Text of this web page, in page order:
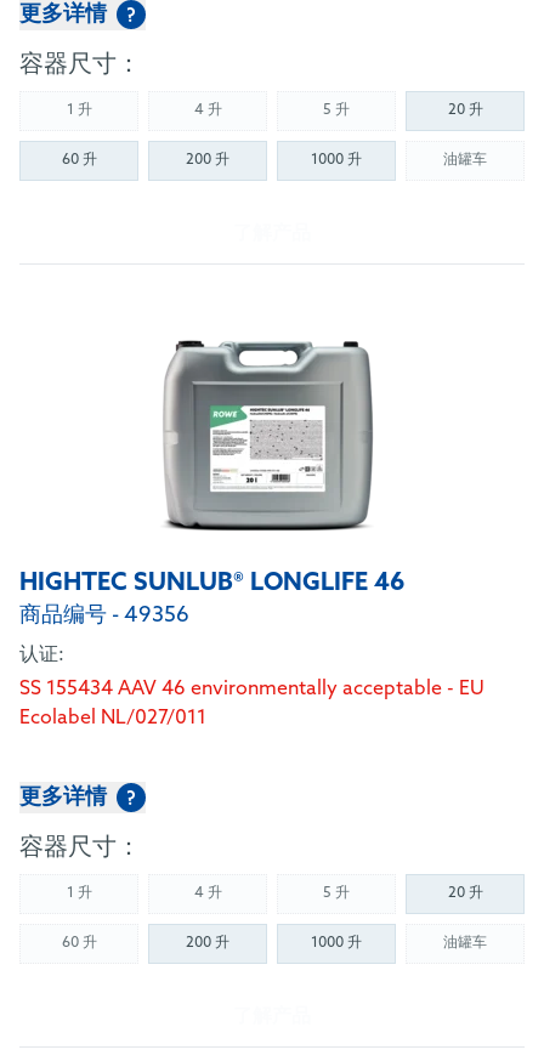
Registered
更多详情 ?
容器尺寸：
1 升(Not available) 4 升(Not available) 5 升(Not available) 20 升
60 升 200 升 1000 升 油罐车
(Not
HIGHTEC SUNLUB® LONGLIFE 46
商品编号 - 49356
认证:
SS 155434 AAV 46 environmentally acceptable - EU
Ecolabel NL/027/011
更多详情 ?
容器尺寸：
1 升(Not available) 4 升(Not available) 5 升(Not available) 20 升
60 升(Not available) 200 升 1000 升 油罐车
(Not